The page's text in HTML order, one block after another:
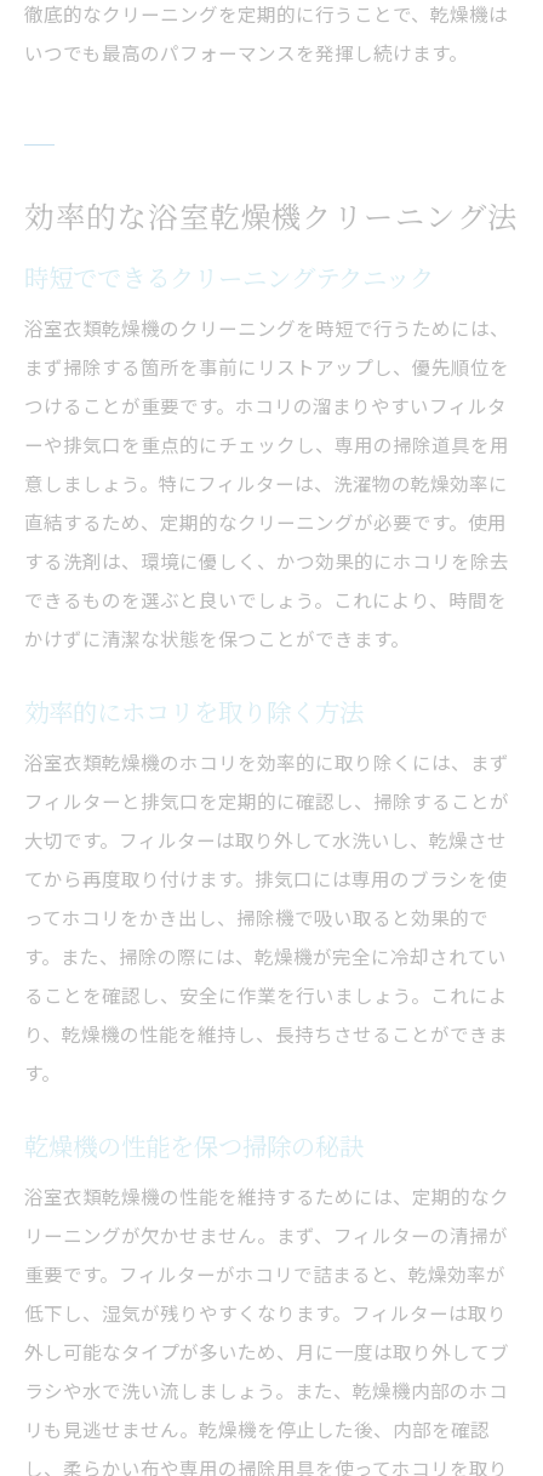
徹底的なクリーニングを定期的に行うことで、乾燥機は
いつでも最高のパフォーマンスを発揮し続けます。
効率的な浴室乾燥機クリーニング法
時短でできるクリーニングテクニック
浴室衣類乾燥機のクリーニングを時短で行うためには、
まず掃除する箇所を事前にリストアップし、優先順位を
つけることが重要です。ホコリの溜まりやすいフィルタ
ーや排気口を重点的にチェックし、専用の掃除道具を用
意しましょう。特にフィルターは、洗濯物の乾燥効率に
直結するため、定期的なクリーニングが必要です。使用
する洗剤は、環境に優しく、かつ効果的にホコリを除去
できるものを選ぶと良いでしょう。これにより、時間を
かけずに清潔な状態を保つことができます。
効率的にホコリを取り除く方法
浴室衣類乾燥機のホコリを効率的に取り除くには、まず
フィルターと排気口を定期的に確認し、掃除することが
大切です。フィルターは取り外して水洗いし、乾燥させ
てから再度取り付けます。排気口には専用のブラシを使
ってホコリをかき出し、掃除機で吸い取ると効果的で
す。また、掃除の際には、乾燥機が完全に冷却されてい
ることを確認し、安全に作業を行いましょう。これによ
り、乾燥機の性能を維持し、長持ちさせることができま
す。
乾燥機の性能を保つ掃除の秘訣
浴室衣類乾燥機の性能を維持するためには、定期的なク
リーニングが欠かせません。まず、フィルターの清掃が
重要です。フィルターがホコリで詰まると、乾燥効率が
低下し、湿気が残りやすくなります。フィルターは取り
外し可能なタイプが多いため、月に一度は取り外してブ
ラシや水で洗い流しましょう。また、乾燥機内部のホコ
リも見逃せません。乾燥機を停止した後、内部を確認
し、柔らかい布や専用の掃除用具を使ってホコリを取り